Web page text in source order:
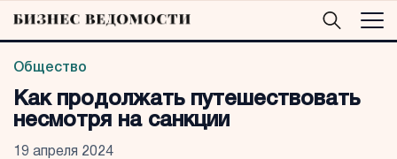
Общество
Как продолжать путешествовать
несмотря на санкции
19 апреля 2024